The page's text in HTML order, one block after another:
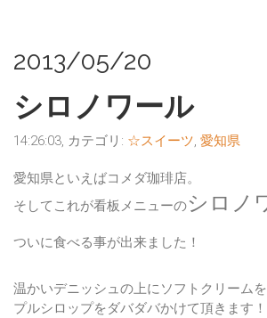
2013/05/20
シロノワール
14:26:03, カテゴリ: ☆スイーツ, 愛知県
愛知県といえばコメダ珈琲店。
そしてこれが看板メニューのシロノ
ついに食べる事が出来ました！
温かいデニッシュの上にソフトクリーム
プルシロップをダバダバかけて頂きます！